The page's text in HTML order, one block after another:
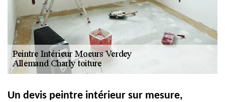
Un devis peintre intérieur sur mesure,